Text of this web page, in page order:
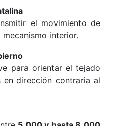
el movimiento de
mecanismo interior.
para orientar el tejado
en dirección contraria al